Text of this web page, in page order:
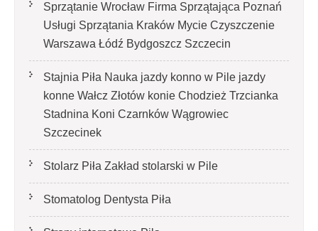
Sprzątanie Wrocław Firma Sprzątająca Poznań
Usługi Sprzątania Kraków Mycie Czyszczenie
Warszawa Łódź Bydgoszcz Szczecin
Stajnia Piła Nauka jazdy konno w Pile jazdy
konne Wałcz Złotów konie Chodzież Trzcianka
Stadnina Koni Czarnków Wągrowiec
Szczecinek
Stolarz Piła Zakład stolarski w Pile
Stomatolog Dentysta Piła